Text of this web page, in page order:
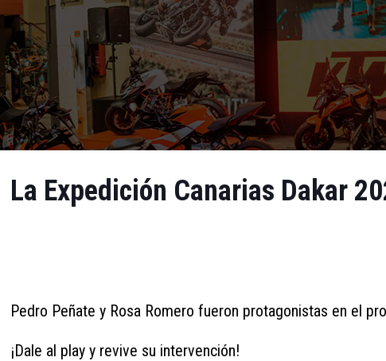
La Expedición Canarias Dakar
Pedro Peñate y Rosa Romero fueron protagonistas en el
¡Dale al play y revive su intervención!